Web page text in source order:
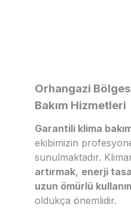
Orhangazi
Bakım Hizmetleri
Garantili klima
ekibimizin
sunulmaktadır.
artırmak, enerji
uzun ömürlü
oldukça önemlidir.